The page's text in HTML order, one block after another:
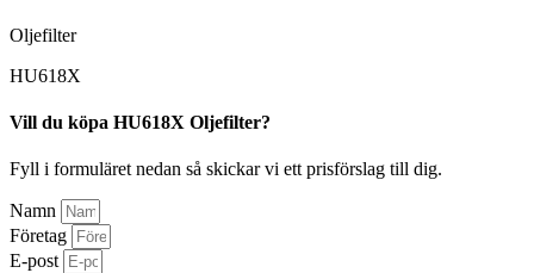
Oljefilter
HU618X
Vill du köpa HU618X Oljefilter?
Fyll i formuläret nedan så skickar vi ett prisförslag till dig.
Namn
Företag
E-post